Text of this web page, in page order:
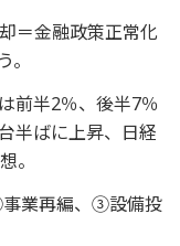
＝金融政策正常化
前半2％、後半7％
半ばに上昇、日経
。
業再編、③設備投